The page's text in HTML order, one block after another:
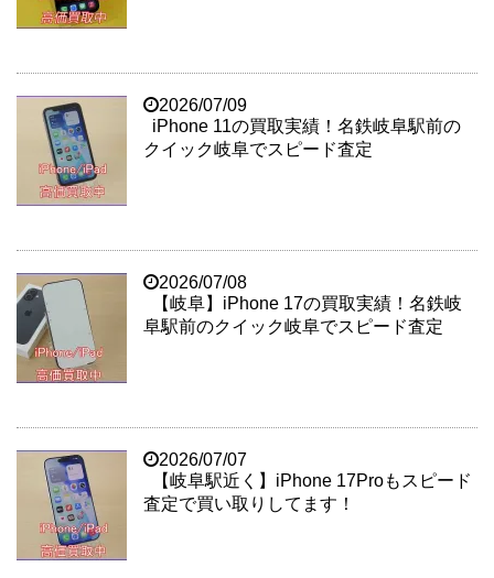
2026/07/09
iPhone 11の買取実績！名鉄岐阜駅前の
クイック岐阜でスピード査定
2026/07/08
【岐阜】iPhone 17の買取実績！名鉄岐
阜駅前のクイック岐阜でスピード査定
2026/07/07
【岐阜駅近く】iPhone 17Proもスピード
査定で買い取りしてます！